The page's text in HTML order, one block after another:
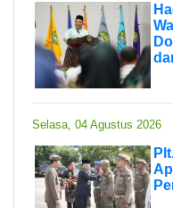
Selasa, 04 Agustus 2026